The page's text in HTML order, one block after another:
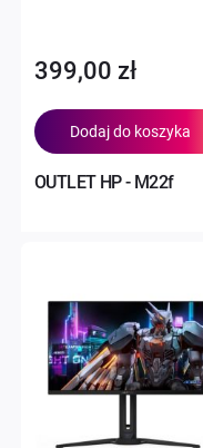
OUTLET HP - M22f
399,00 zł
Dodaj do koszyka